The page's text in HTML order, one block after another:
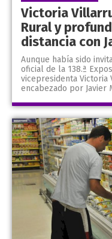
Victoria
Rural y
distancia con
Aunque había sido
oficial de la 138.ª
vicepresidenta
encabezado por Javier